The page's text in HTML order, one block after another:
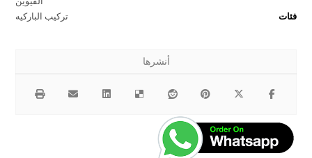
فئات
تركيب الباركيه